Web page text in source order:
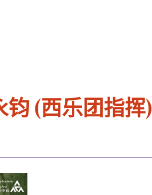
钧 (西乐团指挥)